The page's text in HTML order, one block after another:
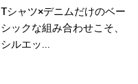
Tシャツ×デニムだけのベー
シックな組み合わせこそ、
シルエッ...